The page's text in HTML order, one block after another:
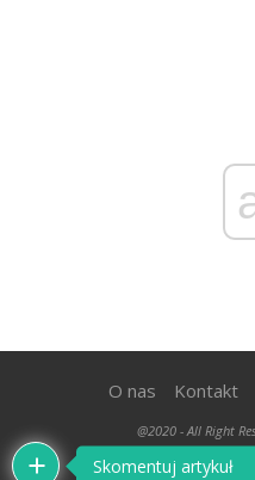
O nas Kontakt
@2020 - All Right
Skomentuj artykuł